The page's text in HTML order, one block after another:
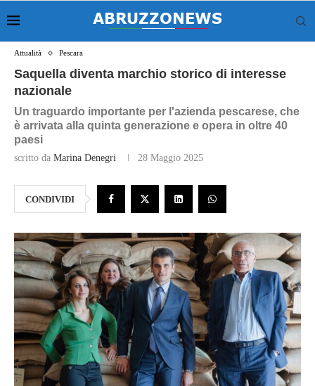
Attualità Pescara
Saquella diventa marchio storico di interesse
nazionale
Un traguardo importante per l'azienda pescarese, che
è arrivata alla quinta generazione e opera in oltre 40
paesi
scritto da Marina Denegri 28 Maggio 2025
CONDIVIDI